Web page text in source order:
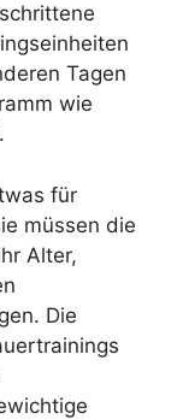
Tagen
wie
für
müssen die
Alter,
Die